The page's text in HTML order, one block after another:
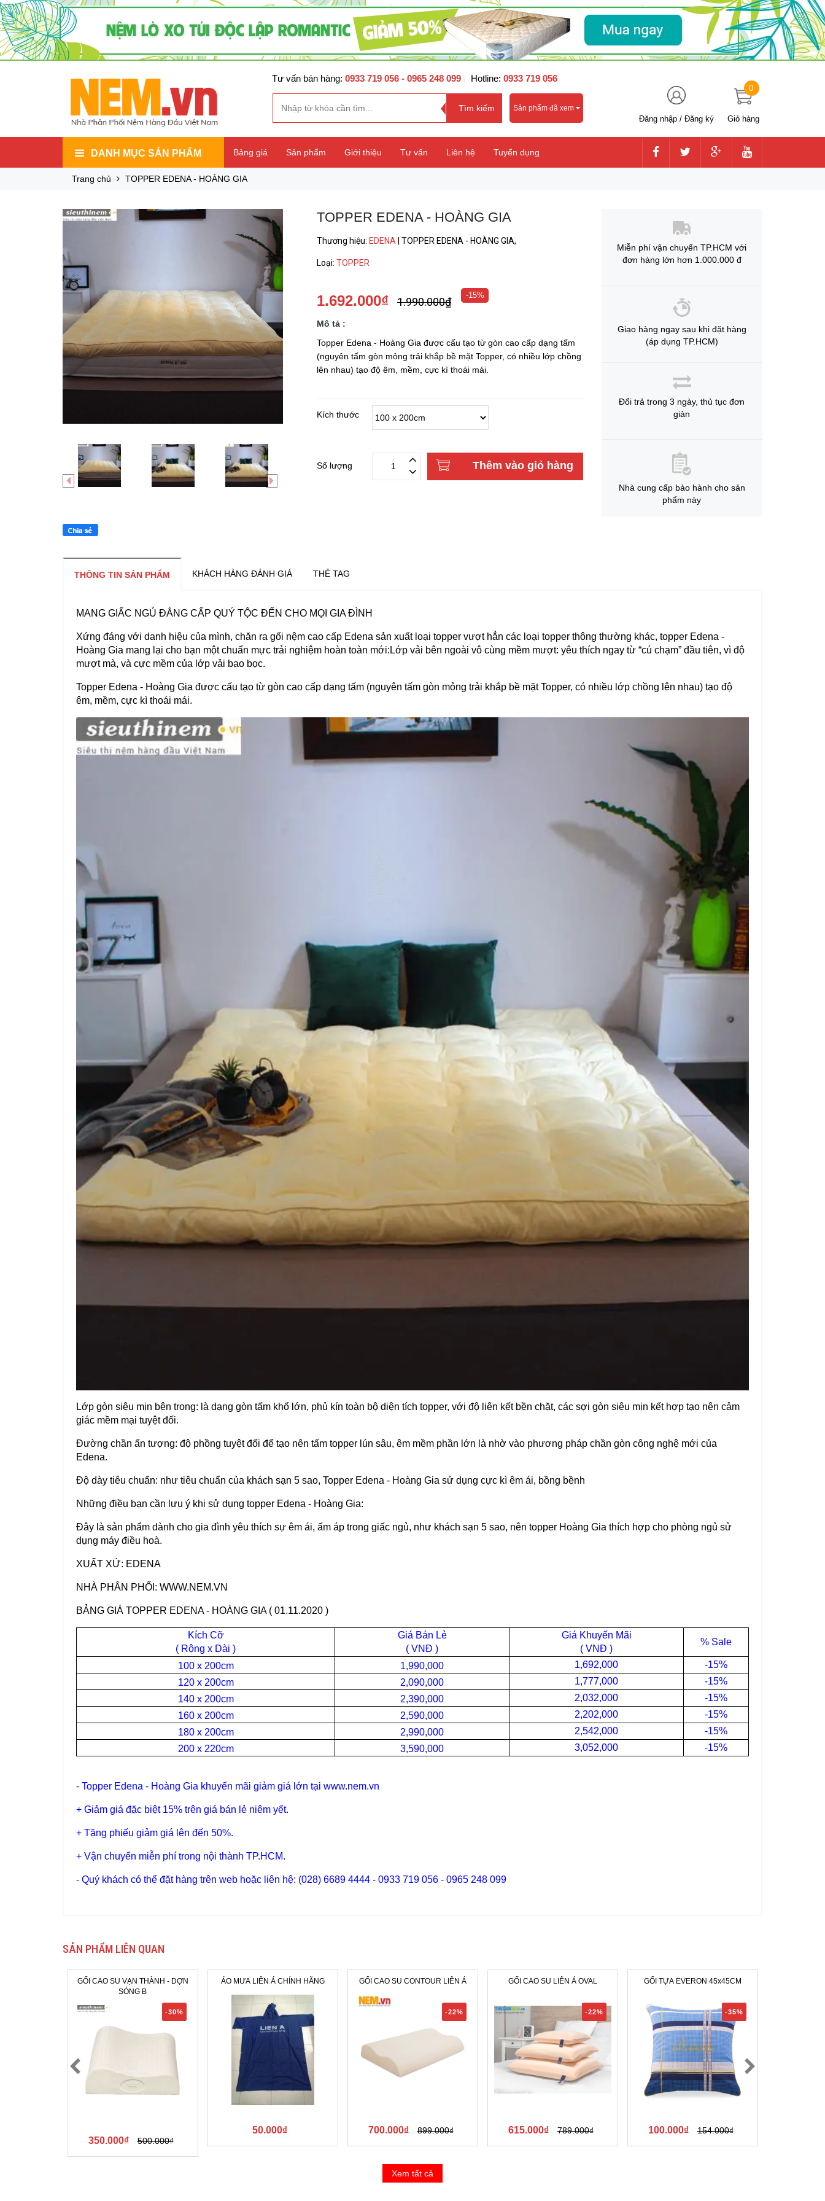
Tư vấn bán hàng: 0933 719 056 - 0965 248 099| Hotline: 0933 719 056
Sản phẩm đã xem
Đăng nhập / Đăng ký Giỏ hàng
0
DANH MỤC SẢN PHẨM Bảng giá Sản phẩm Giới thiệu Tư vấn Liên hệ Tuyển dụng
Trang chủ TOPPER EDENA - HOÀNG GIA
TOPPER EDENA - HOÀNG GIA
Thương hiệu: EDENA | TOPPER EDENA - HOÀNG GIA,
Loại: TOPPER
1.692.000₫ 1.990.000₫
-15%
Mô tả :
Topper Edena - Hoàng Gia được cấu tạo từ gòn cao cấp dạng tấm
(nguyên tấm gòn mỏng trải khắp bề mặt Topper, có nhiều lớp chồng
lên nhau) tạo độ êm, mềm, cực kì thoái mái.
Kích thước
Số lượng Thêm vào giỏ hàng
Miễn phí vận chuyển TP.HCM với
đơn hàng lớn hơn 1.000.000 đ
Giao hàng ngay sau khi đặt hàng
(áp dụng TP.HCM)
Đổi trả trong 3 ngày, thủ tục đơn
giản
Nhà cung cấp bảo hành cho sản
phẩm này
THÔNG TIN SẢN PHẨM KHÁCH HÀNG ĐÁNH GIÁ THẺ TAG
MANG GIẤC NGỦ ĐẲNG CẤP QUÝ TỘC ĐẾN CHO MỌI GIA ĐÌNH
Xứng đáng với danh hiệu của mình, chăn ra gối nệm cao cấp Edena sản xuất loại topper vượt hẳn các loại topper thông thường khác, topper Edena -
Hoàng Gia mang lại cho bạn một chuẩn mực trải nghiệm hoàn toàn mới:Lớp vải bên ngoài vô cùng mềm mượt: yêu thích ngay từ “cú chạm” đầu tiên, vì độ
mượt mà, và cực mềm của lớp vải bao bọc.
Topper Edena - Hoàng Gia được cấu tạo từ gòn cao cấp dạng tấm (nguyên tấm gòn mỏng trải khắp bề mặt Topper, có nhiều lớp chồng lên nhau) tạo độ
êm, mềm, cực kì thoái mái.
Lớp gòn siêu mịn bên trong: là dạng gòn tấm khổ lớn, phủ kín toàn bộ diện tích topper, với độ liên kết bền chặt, các sợi gòn siêu mịn kết hợp tạo nên cảm
giác mềm mại tuyệt đối.
Đường chần ấn tượng: độ phồng tuyệt đối để tạo nên tấm topper lún sâu, êm mềm phần lớn là nhờ vào phương pháp chần gòn công nghệ mới của
Edena.
Độ dày tiêu chuẩn: như tiêu chuẩn của khách sạn 5 sao, Topper Edena - Hoàng Gia sử dụng cực kì êm ái, bồng bềnh
Những điều bạn cần lưu ý khi sử dụng topper Edena - Hoàng Gia:
Đây là sản phẩm dành cho gia đình yêu thích sự êm ái, ấm áp trong giấc ngủ, như khách sạn 5 sao, nên topper Hoàng Gia thích hợp cho phòng ngủ sử
dụng máy điều hoà.
XUẤT XỨ: EDENA
NHÀ PHÂN PHỐI: WWW.NEM.VN
BẢNG GIÁ TOPPER EDENA - HOÀNG GIA ( 01.11.2020 )
Kích Cỡ
( Rộng x Dài )
Giá Bán Lẻ
( VNĐ )
Giá Khuyến Mãi
( VNĐ )
% Sale
100 x 200cm 1,990,000 1,692,000
-15%
120 x 200cm
2,090,000 1,777,000
-15%
140 x 200cm
2,390,000 2,032,000
-15%
160 x 200cm
2,590,000 2,202,000
-15%
180 x 200cm
2,990,000 2,542,000
-15%
200 x 220cm
3,590,000 3,052,000 -15%
- Topper Edena - Hoàng Gia khuyến mãi giảm giá lớn tại www.nem.vn
+ Giảm giá đặc biệt 15% trên giá bán lẻ niêm yết.
+ Tặng phiếu giảm giá lên đến 50%.
+ Vận chuyển miễn phí trong nội thành TP.HCM.
- Quý khách có thể đặt hàng trên web hoặc liên hệ: (028) 6689 4444 - 0933 719 056 - 0965 248 099
SẢN PHẨM LIÊN QUAN
GỐI CAO SU VẠN THÀNH - DỢN
SÓNG B
-30%
350.000₫ 500.000₫
ÁO MƯA LIÊN Á CHÍNH HÃNG
50.000₫
GỐI CAO SU CONTOUR LIÊN Á
-22%
700.000₫ 899.000₫
GỐI CAO SU LIÊN Á OVAL
-22%
615.000₫ 789.000₫
GỐI TỰA EVERON 45x45CM
-35%
100.000₫ 154.000₫
Xem tất cả